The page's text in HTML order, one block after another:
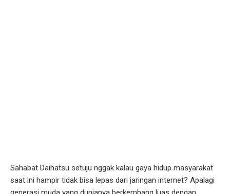
Sahabat Daihatsu setuju nggak kalau gaya hidup masyarakat
saat ini hampir tidak bisa lepas dari jaringan internet? Apalagi